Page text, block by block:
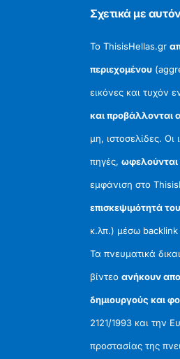
Σχετικά με
Το ThisisHellas.gr
περιεχομένου
εικόνες και τυχόν
και προβάλλονται
μη, ιστοσελίδες. Οι
πηγές,
εμφάνιση στο
επισκεψιμότητά
κ.λπ.) μέσω backlink
Τα πνευματικά
βίντεοανήκουν
δημιουργούς και
2121/1993 και την
προστασίας της